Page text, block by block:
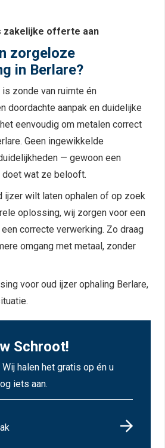
zakelijke offerte aan
zorgeloze
in Berlare?
zonde van ruimte én
doordachte aanpak en duidelijke
eenvoudig om metalen correct
Geen ingewikkelde
— gewoon een
wat ze belooft.
ijzer wilt laten ophalen of op zoek
oplossing, wij zorgen voor een
correcte verwerking. Zo draag
omgang met metaal, zonder
voor oud ijzer ophaling Berlare,
Schroot!
halen het gratis op én u
iets aan.